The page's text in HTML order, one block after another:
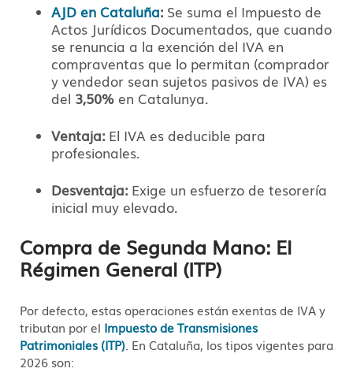
AJD en Cataluña: Se suma el Impuesto de
Actos Jurídicos Documentados, que cuando
se renuncia a la exención del IVA en
compraventas que lo permitan (comprador
y vendedor sean sujetos pasivos de IVA) es
del 3,50% en Catalunya.
Ventaja: El IVA es deducible para
profesionales.
Desventaja: Exige un esfuerzo de tesorería
inicial muy elevado.
Compra de Segunda Mano: El
Régimen General (ITP)
Por defecto, estas operaciones están exentas de IVA y
tributan por el Impuesto de Transmisiones
Patrimoniales (ITP) En Cataluña, los tipos vigentes para
2026 son: